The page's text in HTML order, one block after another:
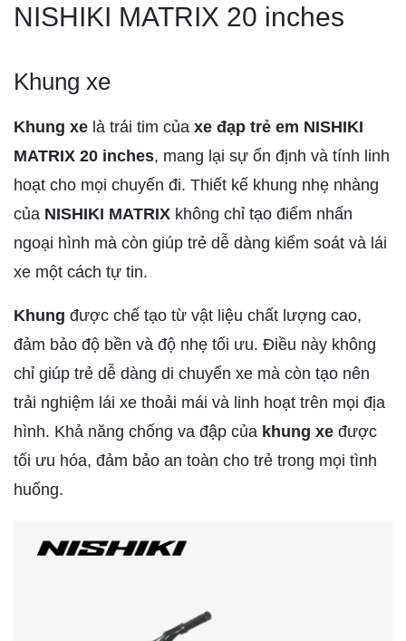
NISHIKI MATRIX 20 inches
Khung xe
Khung xe là trái tim của xe đạp trẻ em NISHIKI
MATRIX 20 inches, mang lại sự ổn định và tính linh
hoạt cho mọi chuyến đi. Thiết kế khung nhẹ nhàng
của NISHIKI MATRIX không chỉ tạo điểm nhấn
ngoại hình mà còn giúp trẻ dễ dàng kiểm soát và lái
xe một cách tự tin.
Khung được chế tạo từ vật liệu chất lượng cao,
đảm bảo độ bền và độ nhẹ tối ưu. Điều này không
chỉ giúp trẻ dễ dàng di chuyển xe mà còn tạo nên
trải nghiệm lái xe thoải mái và linh hoạt trên mọi địa
hình. Khả năng chống va đập của khung xe được
tối ưu hóa, đảm bảo an toàn cho trẻ trong mọi tình
huống.